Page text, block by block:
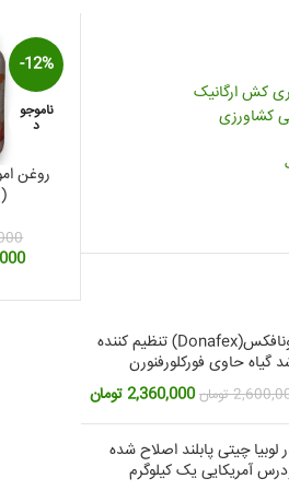
کش ارگانیک
کشاورزی
دونافکس(Donafex) تنظیم کننده
گیاه حاوی فورکلورفنورن
تومانقیمت
اصلی:
2,600,000 تومان
بود.
2,360,000تومانقیمت
فعلی:
لوبیا چیتی پابلند اصلاح شده
آمریکایی یک کیلوگرم
-12%
ناموجو
د
روغن
(1 لیتر )